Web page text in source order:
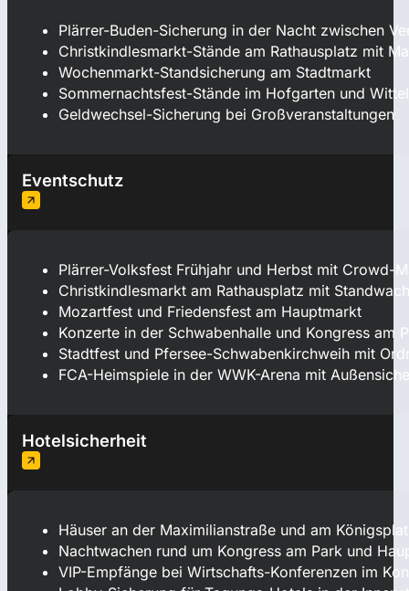
Plärrer-Buden-Sicherung in der Nacht zwischen
Christkindlesmarkt-Stände am Rathausplatz mit
Wochenmarkt-Standsicherung am Stadtmarkt
Sommernachtsfest-Stände im Hofgarten und
Geldwechsel-Sicherung bei Großveranstaltungen
Eventschutz
Plärrer-Volksfest Frühjahr und Herbst mit Crowd-
Christkindlesmarkt am Rathausplatz mit
Mozartfest und Friedensfest am Hauptmarkt
Konzerte in der Schwabenhalle und Kongress am
Stadtfest und Pfersee-Schwabenkirchweih mit
FCA-Heimspiele in der WWK-Arena mit
Hotelsicherheit
Häuser an der Maximilianstraße und am
Nachtwachen rund um Kongress am Park und
VIP-Empfänge bei Wirtschafts-Konferenzen im